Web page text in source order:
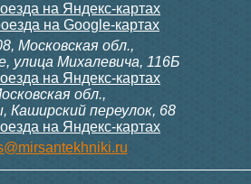
с
Конвектор ITT.080.200.1000
с решеткой GRILL.SGA-20-
6 000
на Яндекс-картах
на Google-картах
Московская обл.,
улица Михалевича, 116Б
на Яндекс-картах
обл.,
Каширский переулок, 68
на Яндекс-картах